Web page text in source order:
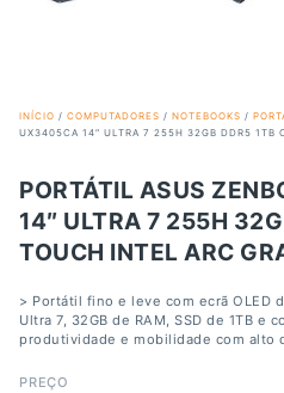
INÍCIO / COMPUTADORES / NOTEBOOKS /
UX3405CA 14″ ULTRA 7 255H 32GB DDR5 1TB
PORTÁTIL ASUS
14″ ULTRA 7 255H
TOUCH INTEL ARC
> Portátil fino e leve com ecrã OLED
Ultra 7, 32GB de RAM, SSD de 1TB e
produtividade e mobilidade com alto
PREÇO